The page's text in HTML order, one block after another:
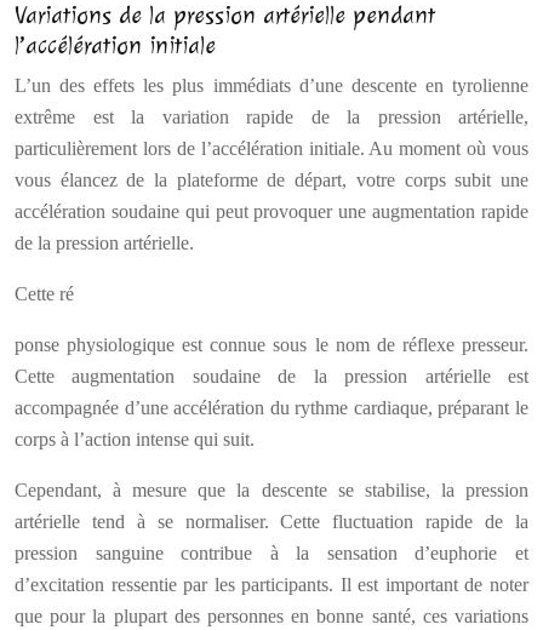
Variations de la pression artérielle pendant
l’accélération initiale
L’un des effets les plus immédiats d’une descente en tyrolienne
extrême est la variation rapide de la pression artérielle,
particulièrement lors de l’accélération initiale. Au moment où vous
vous élancez de la plateforme de départ, votre corps subit une
accélération soudaine qui peut provoquer une augmentation rapide
de la pression artérielle.
Cette ré
ponse physiologique est connue sous le nom de réflexe presseur.
Cette augmentation soudaine de la pression artérielle est
accompagnée d’une accélération du rythme cardiaque, préparant le
corps à l’action intense qui suit.
Cependant, à mesure que la descente se stabilise, la pression
artérielle tend à se normaliser. Cette fluctuation rapide de la
pression sanguine contribue à la sensation d’euphorie et
d’excitation ressentie par les participants. Il est important de noter
que pour la plupart des personnes en bonne santé, ces variations